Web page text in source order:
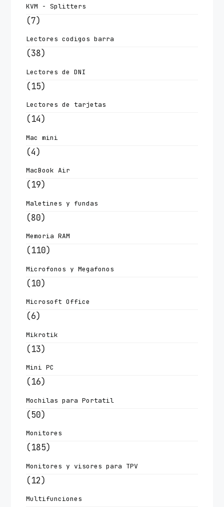
KVM - Splitters
(7)
Lectores codigos barra
(38)
Lectores de DNI
(15)
Lectores de tarjetas
(14)
Mac mini
(4)
MacBook Air
(19)
Maletines y fundas
(80)
Memoria RAM
(110)
Microfonos y Megafonos
(10)
Microsoft Office
(6)
Mikrotik
(13)
Mini PC
(16)
Mochilas para Portatil
(50)
Monitores
(185)
Monitores y visores para TPV
(12)
Multifunciones